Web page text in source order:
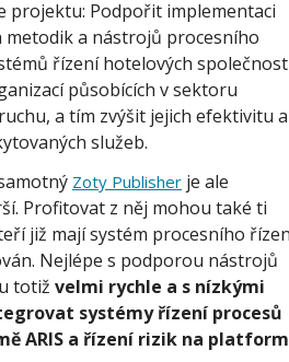
projektu: Podpořit implementaci
metodik a nástrojů procesního
řízení hotelových
působících v sektoru
a tím zvýšit jejich efektivitu a
služeb.
Zoty Publisher je ale
Profitovat z něj mohou také ti
již mají systém procesního
Nejlépe s podporou nástrojů
totiž velmi rychle a s nízkými
systémy řízení procesů
ARIS a řízení rizik na